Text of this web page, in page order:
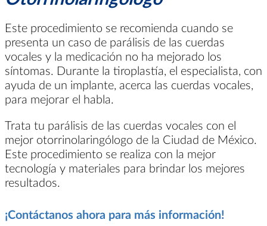
Este procedimiento se recomienda cuando se
presenta un caso de parálisis de las cuerdas
vocales y la medicación no ha mejorado los
síntomas. Durante la tiroplastía, el especialista, con
ayuda de un implante, acerca las cuerdas vocales,
para mejorar el habla.
Trata tu parálisis de las cuerdas vocales con el
mejor otorrinolaringólogo de la Ciudad de México.
Este procedimiento se realiza con la mejor
tecnología y materiales para brindar los mejores
resultados.
¡Contáctanos ahora para más información!